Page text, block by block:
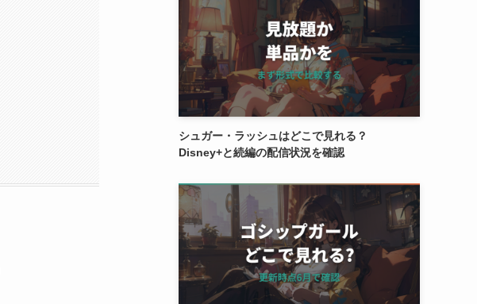
シュガー・ラッシュはどこで見れる？
Disney+と続編の配信状況を確認